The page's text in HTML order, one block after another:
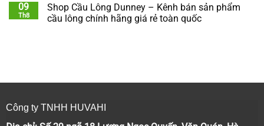
09
Th8
Shop Cầu Lông Dunney – Kênh bán sản phẩm
cầu lông chính hãng giá rẻ toàn quốc
Công ty TNHH HUVAHI